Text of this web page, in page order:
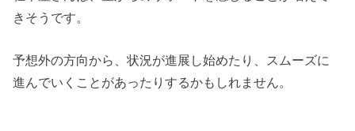
きそうです。
予想外の方向から、状況が進展し始めたり、スムーズに
進んでいくことがあったりするかもしれません。